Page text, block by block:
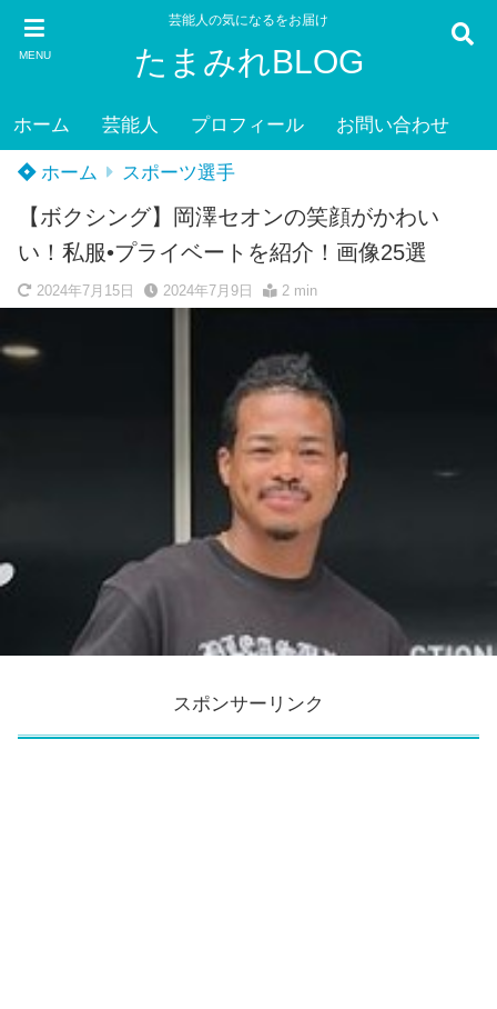
MENU
芸能人の気になるをお届け
たまみれBLOG
ホーム 芸能人 プロフィール お問い合わせ
ホーム スポーツ選手
【ボクシング】岡澤セオンの笑顔がかわい
い！私服•プライベートを紹介！画像25選
2024年7月15日 2024年7月9日 2 min
スポンサーリンク